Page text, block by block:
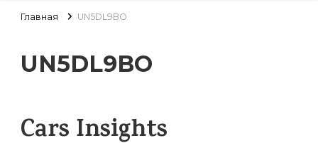
Главная UN5DL9BO
UN5DL9BO
Cars Insights